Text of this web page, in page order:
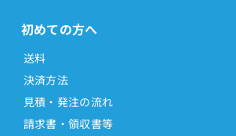
初めての方へ
送料
決済方法
見積・発注の流れ
請求書・領収書等